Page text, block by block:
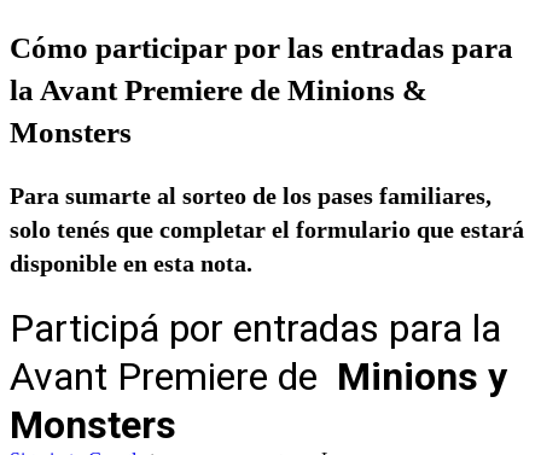
Cómo participar por las entradas para
la Avant Premiere de Minions &
Monsters
Para sumarte al sorteo de los pases familiares,
solo tenés que completar el formulario que estará
disponible en esta nota.